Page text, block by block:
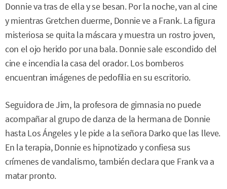
Donnie va tras de ella y se besan. Por la noche, van al cine
y mientras Gretchen duerme, Donnie ve a Frank. La figura
misteriosa se quita la máscara y muestra un rostro joven,
con el ojo herido por una bala. Donnie sale escondido del
cine e incendia la casa del orador. Los bomberos
encuentran imágenes de pedofilia en su escritorio.
Seguidora de Jim, la profesora de gimnasia no puede
acompañar al grupo de danza de la hermana de Donnie
hasta Los Ángeles y le pide a la señora Darko que las lleve.
En la terapia, Donnie es hipnotizado y confiesa sus
crímenes de vandalismo, también declara que Frank va a
matar pronto.